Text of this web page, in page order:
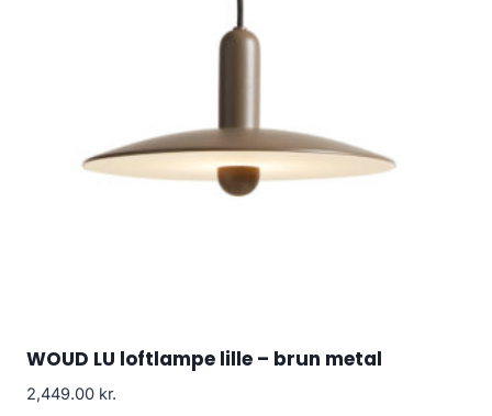
WOUD LU loftlampe lille – brun metal
2,449.00 kr.